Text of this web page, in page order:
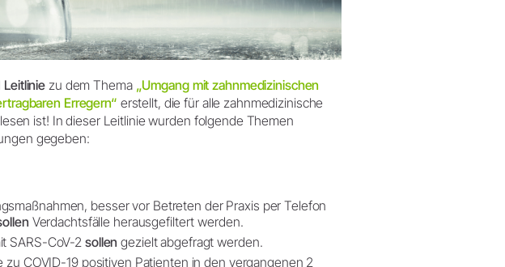
Leitlinie zu dem Thema „Umgang mit zahnmedizinischen
Erregern“ erstellt, die für alle zahnmedizinische
ist! In dieser Leitlinie wurden folgende Themen
gegeben:
besser vor Betreten der Praxis per Telefon
Verdachtsfälle herausgefiltert werden.
SARS-CoV-2 sollen gezielt abgefragt werden.
COVID-19 positiven Patienten in den vergangenen 2